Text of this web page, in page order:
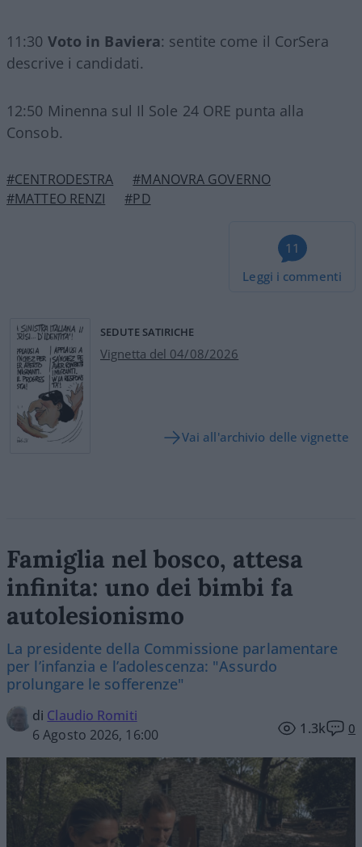
11:30 Voto in Baviera: sentite come il CorSera
descrive i candidati.
12:50 Minenna sul Il Sole 24 ORE punta alla
Consob.
#CENTRODESTRA
#MANOVRA GOVERNO
#MATTEO RENZI
#PD
11
Leggi i commenti
SEDUTE SATIRICHE
Vignetta del 04/08/2026
Vai all'archivio delle vignette
Famiglia nel bosco, attesa
infinita: uno dei bimbi fa
autolesionismo
La presidente della Commissione parlamentare
per l’infanzia e l’adolescenza: "Assurdo
prolungare le sofferenze"
di Claudio Romiti
6 Agosto 2026, 16:00
1.3k 0